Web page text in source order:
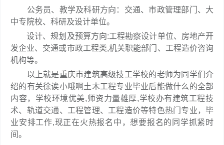
公务员、教学及科研方向：交通、市政管理部门、大
中专院校、科研及设计单位。
设计、规划及预算方向:工程勘察设计单位、房地产开
发企业、交通或市政工程类,机关职能部门、工程造价咨询
机构等。
以上就是重庆市建筑高级技工学校的老师为同学们介
绍的有关徐诶小哦啊土木工程专业毕业后能做什么的全部
内容，学校环境优美,师资力量雄厚,学校办有建筑工程技
术、轨道交通、工程管理、工程造价等特色热门专业，毕
业安排工作,现正在火热报名中，想要报名的同学抓紧时
间。